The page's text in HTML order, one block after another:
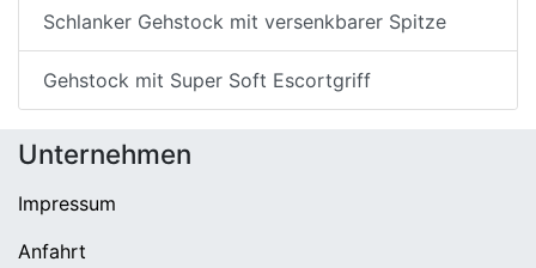
Schlanker Gehstock mit versenkbarer Spitze
Gehstock mit Super Soft Escortgriff
Unternehmen
Impressum
Anfahrt